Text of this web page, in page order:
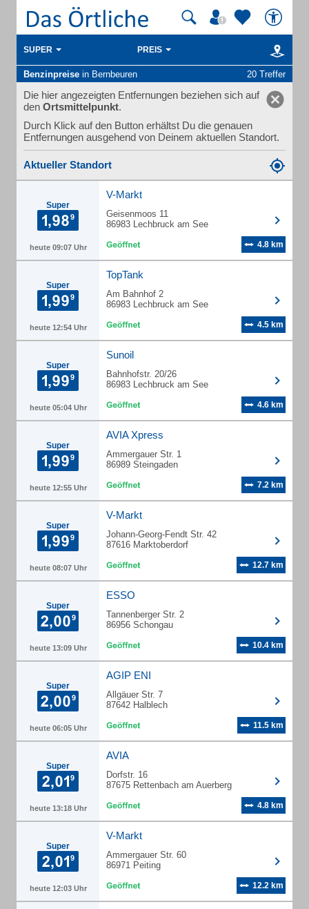
SUPER PREIS
Benzinpreise in Bernbeuren 20 Treffer
Die hier angezeigten Entfernungen beziehen sich auf
den Ortsmittelpunkt.
Durch Klick auf den Button erhältst Du die genauen
Entfernungen ausgehend von Deinem aktuellen Standort.
Aktueller Standort
Super
heute 09:07 Uhr
V-Markt
Geisenmoos 11
86983 Lechbruck am See
4.8 km
Super
heute 12:54 Uhr
TopTank
Am Bahnhof 2
86983 Lechbruck am See
4.5 km
Super
heute 05:04 Uhr
Sunoil
Bahnhofstr. 20/26
86983 Lechbruck am See
4.6 km
Super
heute 12:55 Uhr
AVIA Xpress
Ammergauer Str. 1
86989 Steingaden
7.2 km
Super
heute 08:07 Uhr
V-Markt
Johann-Georg-Fendt Str. 42
87616 Marktoberdorf
12.7 km
Super
heute 13:09 Uhr
ESSO
Tannenberger Str. 2
86956 Schongau
10.4 km
Super
heute 06:05 Uhr
AGIP ENI
Allgäuer Str. 7
87642 Halblech
11.5 km
Super
heute 13:18 Uhr
AVIA
Dorfstr. 16
87675 Rettenbach am Auerberg
4.8 km
Super
heute 12:03 Uhr
V-Markt
Ammergauer Str. 60
86971 Peiting
12.2 km